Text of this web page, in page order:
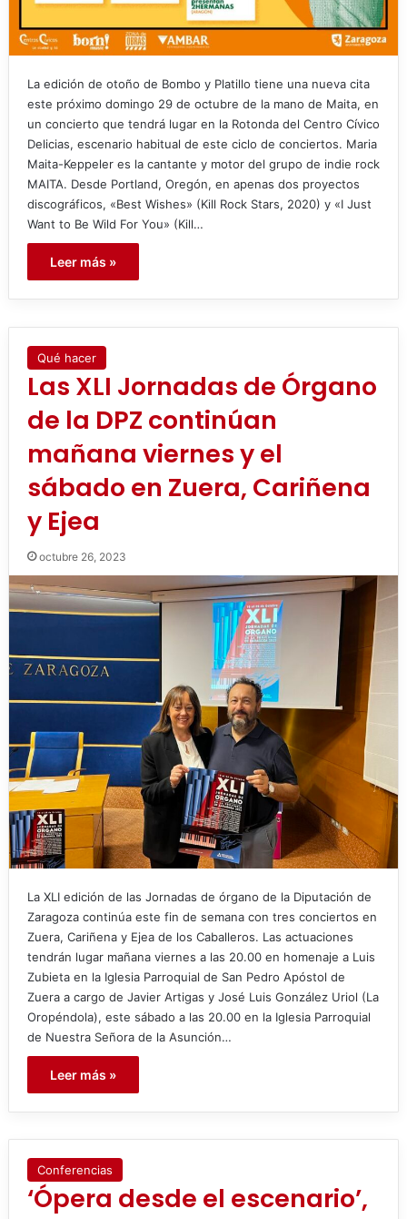
La edición de otoño de Bombo y Platillo tiene una nueva cita
este próximo domingo 29 de octubre de la mano de Maita, en
un concierto que tendrá lugar en la Rotonda del Centro Cívico
Delicias, escenario habitual de este ciclo de conciertos. Maria
Maita-Keppeler es la cantante y motor del grupo de indie rock
MAITA. Desde Portland, Oregón, en apenas dos proyectos
discográficos, «Best Wishes» (Kill Rock Stars, 2020) y «I Just
Want to Be Wild For You» (Kill…
Leer más »
Qué hacer
Las XLI Jornadas de Órgano
de la DPZ continúan
mañana viernes y el
sábado en Zuera, Cariñena
y Ejea
octubre 26, 2023
La XLI edición de las Jornadas de órgano de la Diputación de
Zaragoza continúa este fin de semana con tres conciertos en
Zuera, Cariñena y Ejea de los Caballeros. Las actuaciones
tendrán lugar mañana viernes a las 20.00 en homenaje a Luis
Zubieta en la Iglesia Parroquial de San Pedro Apóstol de
Zuera a cargo de Javier Artigas y José Luis González Uriol (La
Oropéndola), este sábado a las 20.00 en la Iglesia Parroquial
de Nuestra Señora de la Asunción…
Leer más »
Conferencias
‘Ópera desde el escenario’,